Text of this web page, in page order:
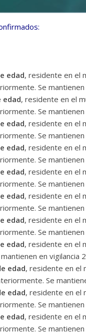
edad, residente en el
Se
edad, residente en el
Se
edad, residente en el
Se
edad, residente en el
Se
edad, residente en el
Se
edad, residente en el
Se
edad, residente en el
Se
edad, residente en el
en vigilancia
edad, residente en el
Se
edad, residente en el
Se
edad, residente en el
Se
serie con los
muchas
febrero, 2026 Julio
comedia
diciembre, 2025
Julio